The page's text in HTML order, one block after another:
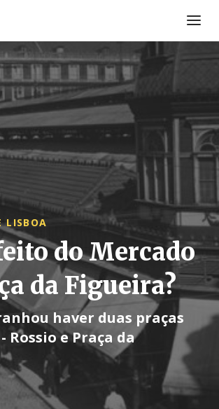
de Lisboa
LISBOA
do Mercado
da Figueira?
haver duas praças
Rossio e Praça da